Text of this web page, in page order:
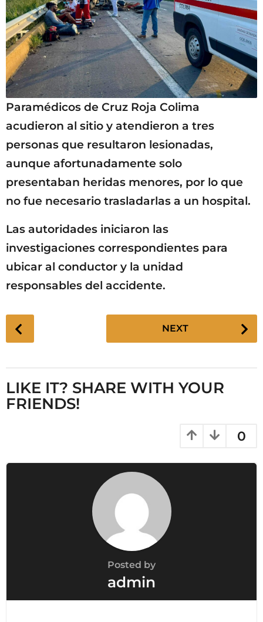
Paramédicos de Cruz Roja Colima
acudieron al sitio y atendieron a tres
personas que resultaron lesionadas,
aunque afortunadamente solo
presentaban heridas menores, por lo que
no fue necesario trasladarlas a un hospital.
Las autoridades iniciaron las
investigaciones correspondientes para
ubicar al conductor y la unidad
responsables del accidente.
P
o
P
a
a
NEXT
LIKE IT? SHARE WITH YOUR
FRIENDS!
0
Posted by
admin